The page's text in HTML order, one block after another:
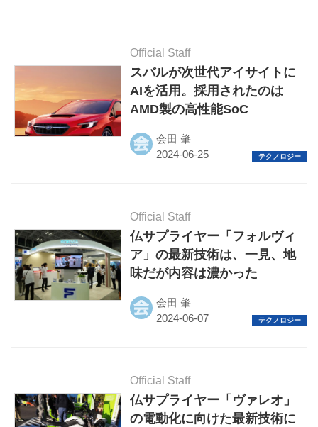
電動バイク
電動キックボード
ライフスタイル
テクノロジー
運営会社
利用規約
プライバシーポリシー
広告掲載について
Official Staff
スバルが次世代アイサイトに
AIを活用。採用されたのは
AMD製の高性能SoC
会田 肇
Official Staff
仏サプライヤー「フォルヴィ
ア」の最新技術は、一見、地
味だが内容は濃かった
会田 肇
Official Staff
仏サプライヤー「ヴァレオ」
の電動化に向けた最新技術に